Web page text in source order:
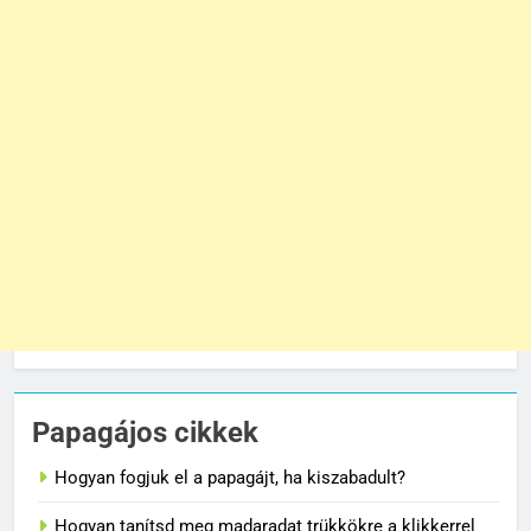
Papagájos cikkek
Hogyan fogjuk el a papagájt, ha kiszabadult?
Hogyan tanítsd meg madaradat trükkökre a klikkerrel